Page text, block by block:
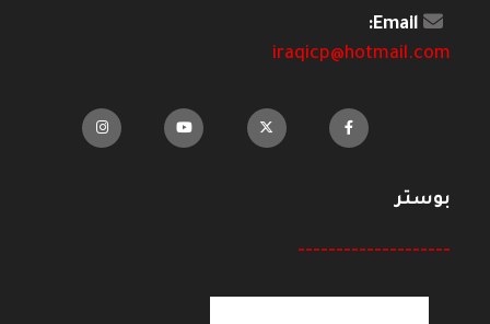
Email:
iraqicp@hotmail.com
بوستر
--------------------